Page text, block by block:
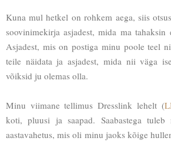
Kuna mul hetkel on rohkem aega, siis
soovinimekirja asjadest, mida ma tahaksin
Asjadest, mis on postiga minu poole teel
teile näidata ja asjadest, mida nii väga
võiksid ju olemas olla.
Minu viimane tellimus Dresslink lehelt (
koti, pluusi ja saapad. Saabastega tuleb
aastavahetus, mis oli minu jaoks kõige